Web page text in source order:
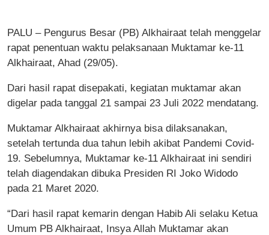
PALU – Pengurus Besar (PB) Alkhairaat telah menggelar
rapat penentuan waktu pelaksanaan Muktamar ke-11
Alkhairaat, Ahad (29/05).
Dari hasil rapat disepakati, kegiatan muktamar akan
digelar pada tanggal 21 sampai 23 Juli 2022 mendatang.
Muktamar Alkhairaat akhirnya bisa dilaksanakan,
setelah tertunda dua tahun lebih akibat Pandemi Covid-
19. Sebelumnya, Muktamar ke-11 Alkhairaat ini sendiri
telah diagendakan dibuka Presiden RI Joko Widodo
pada 21 Maret 2020.
“Dari hasil rapat kemarin dengan Habib Ali selaku Ketua
Umum PB Alkhairaat, Insya Allah Muktamar akan